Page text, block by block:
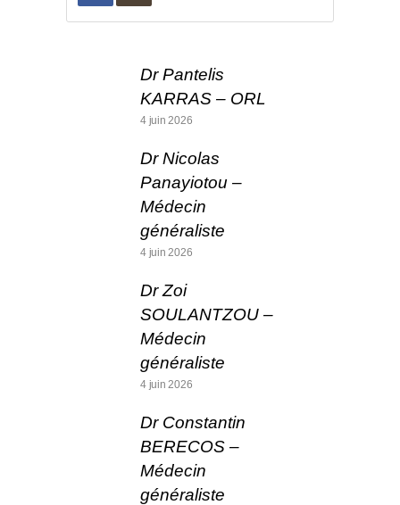
Dr Pantelis
KARRAS – ORL
4 juin 2026
Dr Nicolas
Panayiotou –
Médecin
généraliste
4 juin 2026
Dr Zoi
SOULANTZOU –
Médecin
généraliste
4 juin 2026
Dr Constantin
BERECOS –
Médecin
généraliste